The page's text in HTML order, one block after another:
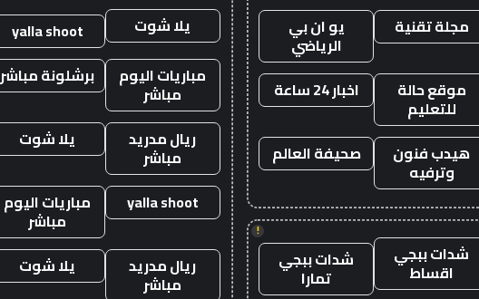
مجلة تقنية يو ان بي
الرياضي
موقع حالة
للتعليم
اخبار 24 ساعة
هيدب فنون
وترفيه
صحيفة العالم
!
شدات ببجي
اقساط شدات ببجي
تمارا
يلا شوت
yalla shoot
مباريات اليوم
مباشر
برشلونة مباشر
ريال مدريد
مباشر
يلا شوت
yalla shoot مباريات اليوم
مباشر
ريال مدريد
مباشر
يلا شوت